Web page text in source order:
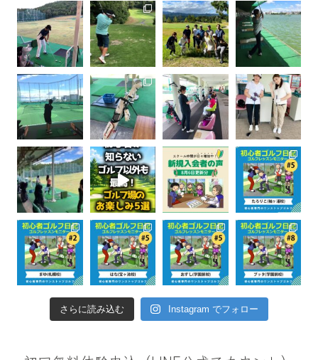
さらに読み込む Instagram でフォロー